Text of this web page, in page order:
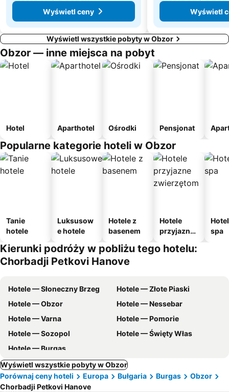
Wyświetl ceny
Wyświetl
Wyświetl wszystkie pobyty w Obzor
Obzor — inne miejsca na pobyt
Hotel Aparthotel Ośrodki Pensjonat
Popularne kategorie hoteli w Obzor
Tanie
hotele
Luksusow
e hotele
Hotele z
basenem
Hotele
przyjazne
m
spa
Kierunki podróży w pobliżu tego hotelu:
Chorbadji Petkovi Hanove
Hotele — Słoneczny Brzeg
Hotele — Złote Piaski
Hotele — Obzor
Hotele — Nessebar
Hotele — Varna
Hotele — Pomorie
Hotele — Sozopol
Hotele — Święty Włas
Hotele — Burgas
Wyświetl wszystkie pobyty w Obzor
Porównaj ceny hoteli
Europa Bułgaria Burgas
Obzor
Chorbadji Petkovi Hanove